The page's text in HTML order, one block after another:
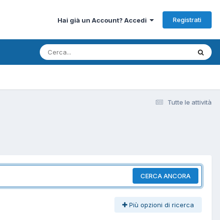
Hai già un Account? Accedi Registrati
Tutte le attività
CERCA ANCORA
Più opzioni di ricerca